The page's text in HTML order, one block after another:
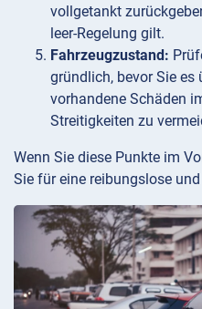
vollgetankt
leer-Regelung gilt.
Fahrzeugzustand:
gründlich, bevor Sie es
vorhandene Schäden
Streitigkeiten zu
Wenn Sie diese Punkte im
Sie für eine reibungslose